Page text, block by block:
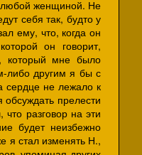
любой женщиной. Не
себя так, будто у
ему, что, когда он
он говорит,
который мне было
либо другим я бы с
сердце не лежало к
прелести
разговор на эти
будет неизбежно
я стал изменять Н.,